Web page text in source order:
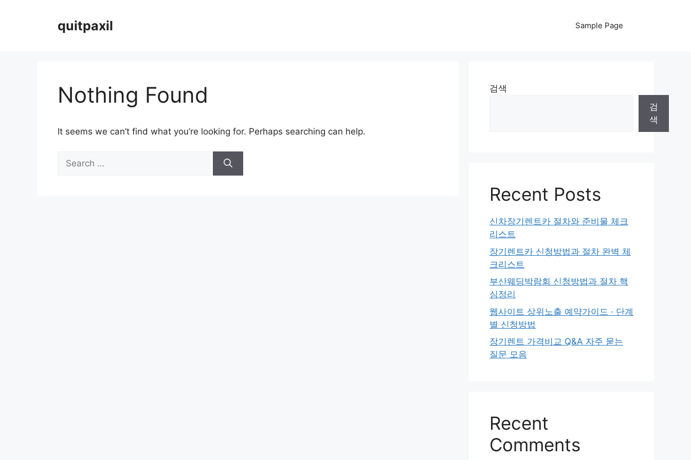
quitpaxil Sample Page
Nothing Found
It seems we can’t find what you’re looking for. Perhaps searching can help.
for:
검색
검
색
Recent Posts
신차장기렌트카 절차와 준비물 체크
리스트
장기렌트카 신청방법과 절차 완벽 체
크리스트
부산웨딩박람회 신청방법과 절차 핵
심정리
웹사이트 상위노출 예약가이드 · 단계
별 신청방법
장기렌트 가격비교 Q&A 자주 묻는
질문 모음
Recent
Comments